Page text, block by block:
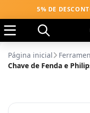
5% DE
Página inicial
Chave de Fenda e